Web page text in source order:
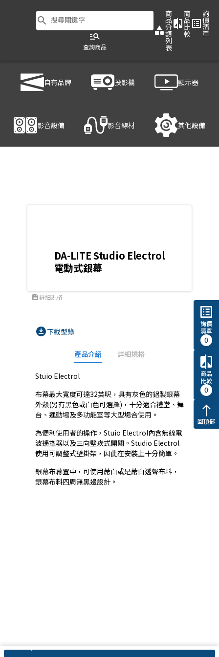
search 搜尋關鍵字
manage_search
查詢商品
category
商
品
分
類
列
表
compare
商
品
比
較
list_alt
詢
價
清
單
自有品牌 投影機 顯示器
影音設備 影音線材 其他設備
產品細節
DA-LITE Studio Electrol
電動式銀幕
feed詳細規格
download_for_offline下載型錄
產品介紹 詳細規格
Stuio Electrol
布幕最大寬度可達32英呎，具有灰色的鋁製銀幕
外殼(另有黑色或白色可選擇)，十分適合禮堂、舞
台、運動場及多功能室等大型場合使用。
為便利使用者的操作，Stuio Electrol內含無線電
波遙控器以及三向壁崁式開關。Studio Electrol
使用可調整式壁掛架，因此在安裝上十分簡單。
銀幕布幕置中，可使用蓆白或是蓆白透聲布料，
銀幕布料四周無黑邊設計。
list_alt
詢價
清單
0
compare
商品
比較
0
north
回頂部